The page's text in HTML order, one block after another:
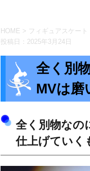
HOME > フィギュアスケート
投稿日： 2025年3月24日
全く別
MVは磨
全く別物なの
仕上げていく